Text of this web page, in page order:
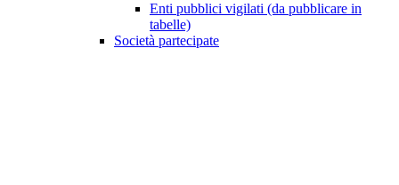
Enti pubblici vigilati (da pubblicare in
tabelle)
Società partecipate